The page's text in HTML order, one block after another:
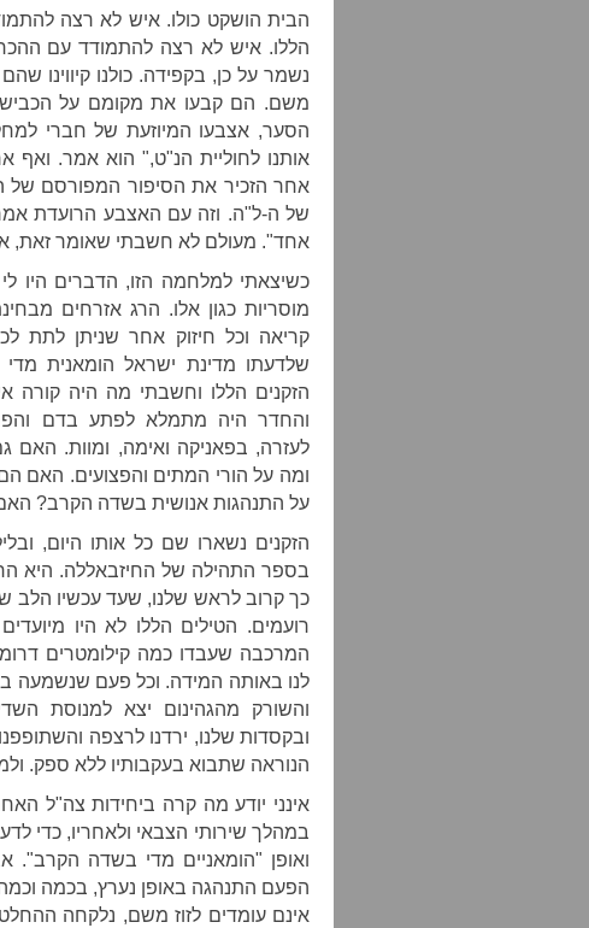
הבית הושקט כולו. איש לא רצה
הללו. איש לא רצה להתמודד עם
נשמר על כן, בקפידה. כולנו קיווינו
משם. הם קבעו את מקומם על הכביש
הסער, אצבעו המיוזעת של חברי
אותנו לחוליית הנ"ט," הוא אמר.
אחר הזכיר את הסיפור המפורסם של
של ה-ל"ה. וזה עם האצבע הרועדת
אחד". מעולם לא חשבתי שאומר זאת,
כשיצאתי למלחמה הזו, הדברים היו
מוסריות כגון אלו. הרג אזרחים
קריאה וכל חיזוק אחר שניתן לתת
שלדעתו מדינת ישראל הומאנית
הזקנים הללו וחשבתי מה היה קורה
והחדר היה מתמלא לפתע בדם
לעזרה, בפאניקה ואימה, ומוות. האם
ומה על הורי המתים והפצועים. האם
על התנהגות אנושית בשדה הקרב? האם
הזקנים נשארו שם כל אותו היום,
בספר התהילה של החיזבאללה. היא
כך קרוב לראש שלנו, שעד עכשיו הלב
רועמים. הטילים הללו לא היו
המרכבה שעבדו כמה קילומטרים
לנו באותה המידה. וכל פעם שנשמעה
והשורק מהגהינום יצא למנוסת
ובקסדות שלנו, ירדנו לרצפה
הנוראה שתבוא בעקבותיו ללא ספק.
אינני יודע מה קרה ביחידות צה"ל
במהלך שירותי הצבאי ולאחריו, כדי
ואופן "הומאניים מדי בשדה הקרב".
הפעם התנהגה באופן נערץ, בכמה
אינם עומדים לזוז משם, נלקחה